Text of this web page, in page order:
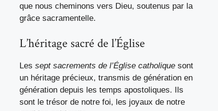
que nous cheminons vers Dieu, soutenus par la
grâce sacramentelle.
L’héritage sacré de l’Église
Les sept sacrements de l’Église catholique sont
un héritage précieux, transmis de génération en
génération depuis les temps apostoliques. Ils
sont le trésor de notre foi, les joyaux de notre